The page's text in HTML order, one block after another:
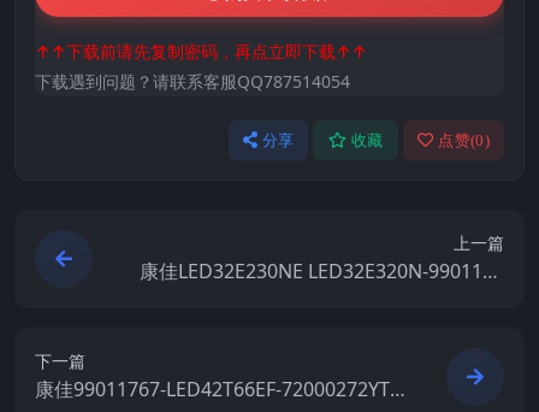
↑↑下载前请先复制密码，再点立即下载↑↑
下载遇到问题？请联系客服QQ787514054
分享 收藏 点赞(0)
上一篇
康佳LED32E230NE LED32E320N-9901154
下一篇
康佳99011767-LED42T66EF-72000272YT-V